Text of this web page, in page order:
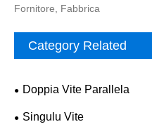
Fornitore, Fabbrica
Category Related
Doppia Vite Parallela
Singulu Vite